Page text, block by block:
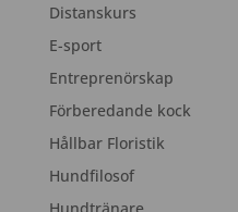
Distanskurs
E-sport
Entreprenörskap
Förberedande kock
Hållbar Floristik
Hundfilosof